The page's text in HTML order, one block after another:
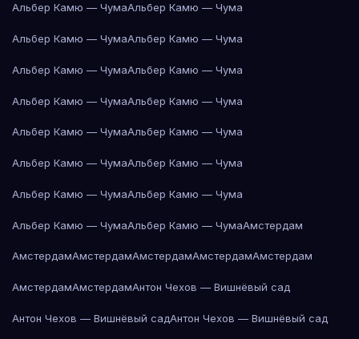
Альбер Камю — ЧумаАльбер Камю — Чума
Альбер Камю — ЧумаАльбер Камю — Чума
Альбер Камю — ЧумаАльбер Камю — Чума
Альбер Камю — ЧумаАльбер Камю — Чума
Альбер Камю — ЧумаАльбер Камю — Чума
Альбер Камю — ЧумаАльбер Камю — Чума
Альбер Камю — ЧумаАльбер Камю — Чума
Альбер Камю — ЧумаАльбер Камю — ЧумаАмстердам
АмстердамАмстердамАмстердамАмстердамАмстердам
АмстердамАмстердамАнтон Чехов — Вишнёвый сад
Антон Чехов — Вишнёвый садАнтон Чехов — Вишнёвый сад